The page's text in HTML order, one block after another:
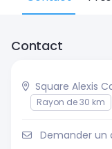
Contact
Square Alexis
Rayon de 30 km
Demander un